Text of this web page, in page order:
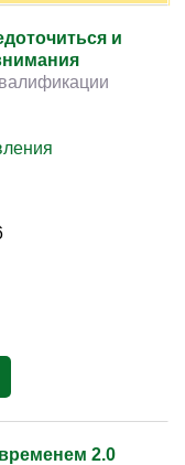
и
2.0